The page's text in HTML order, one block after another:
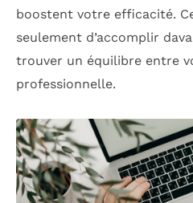
boostent votre efficacité.
seulement d’accomplir
trouver un équilibre entre
professionnelle.